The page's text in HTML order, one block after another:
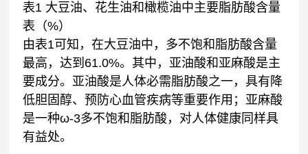
表1 大豆油、花生油和橄榄油中主要脂肪酸含量
表（%）
由表1可知，在大豆油中，多不饱和脂肪酸含量
最高，达到61.0%。其中，亚油酸和亚麻酸是主
要成分。亚油酸是人体必需脂肪酸之一，具有降
低胆固醇、预防心血管疾病等重要作用；亚麻酸
是一种ω-3多不饱和脂肪酸，对人体健康同样具
有益处。